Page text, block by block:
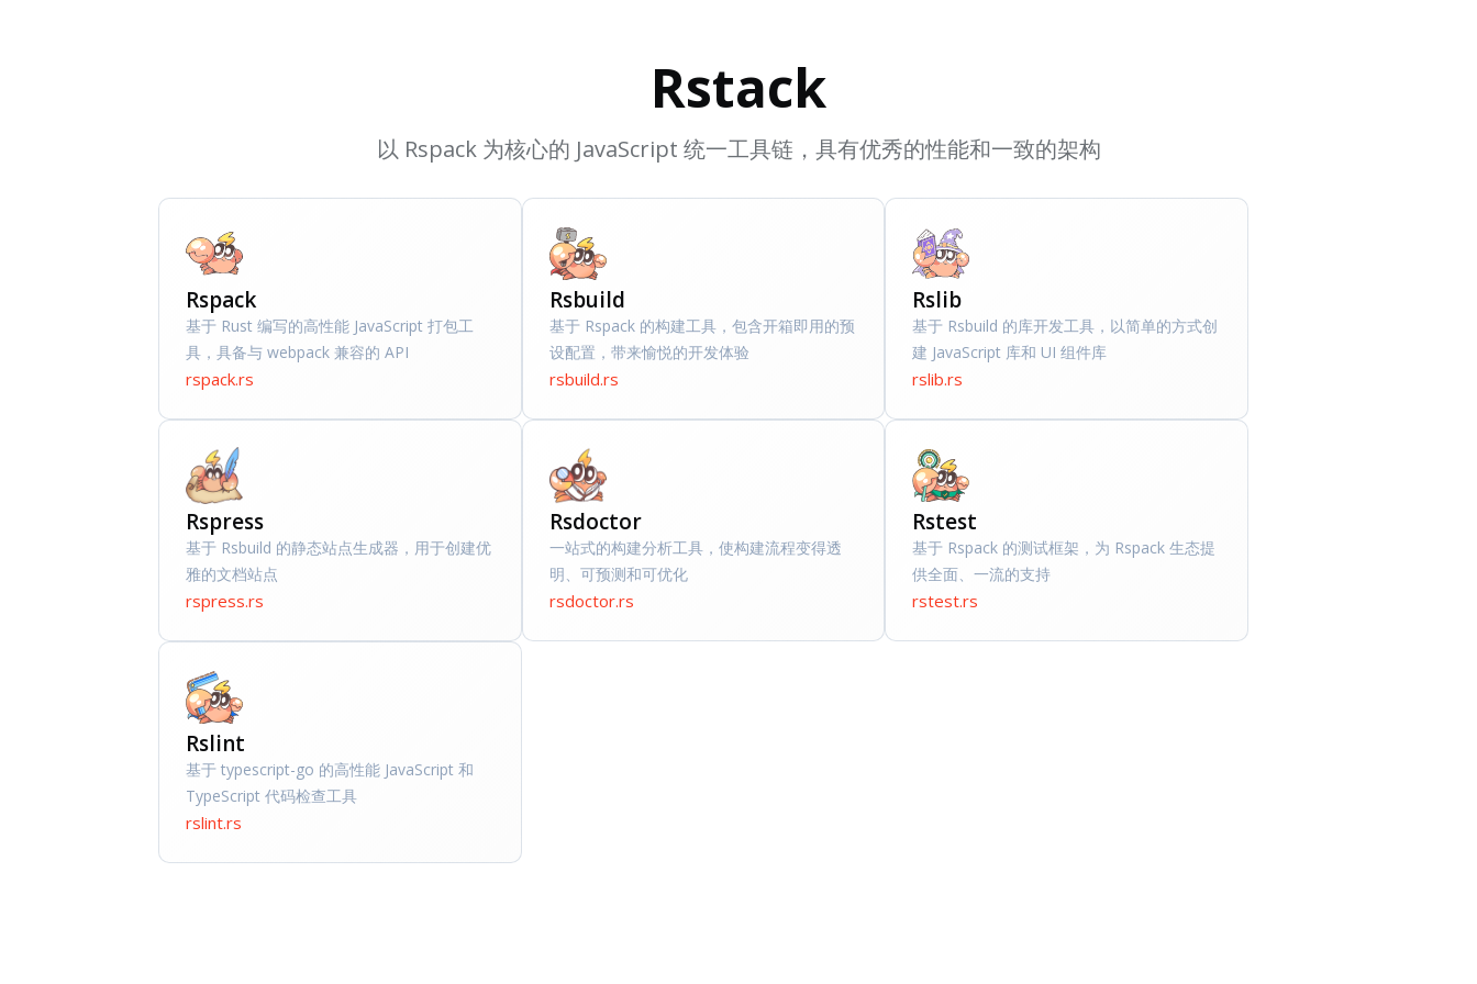
Rstack
以 Rspack 为核心的 JavaScript 统一工具链，具有优秀的性能和一致的架构
Rspack
基于 Rust 编写的高性能 JavaScript 打包工
具，具备与 webpack 兼容的 API
rspack.rs
Rsbuild
基于 Rspack 的构建工具，包含开箱即用的预
设配置，带来愉悦的开发体验
rsbuild.rs
Rslib
基于 Rsbuild 的库开发工具，以简单的方式创
建 JavaScript 库和 UI 组件库
rslib.rs
Rspress
基于 Rsbuild 的静态站点生成器，用于创建优
雅的文档站点
rspress.rs
Rsdoctor
一站式的构建分析工具，使构建流程变得透
明、可预测和可优化
rsdoctor.rs
Rstest
基于 Rspack 的测试框架，为 Rspack 生态提
供全面、一流的支持
rstest.rs
Rslint
基于 typescript-go 的高性能 JavaScript 和
TypeScript 代码检查工具
rslint.rs